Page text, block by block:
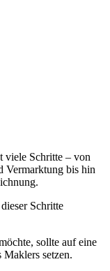
viele Schritte – von
Vermarktung bis hin
Schritte
sollte auf eine
Maklers setzen.